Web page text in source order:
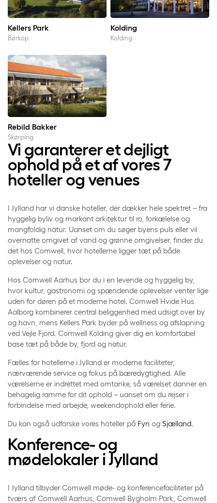
Kellers Park
Børkop
Kolding
Kolding
Rebild Bakker
Rebild Bakker
Skørping
Vi garanterer et dejligt
ophold på et af vores 7
hoteller og venues
I Jylland har vi danske hoteller, der dækker hele spektret – fra
hyggelig byliv og markant arkitektur til ro, forkælelse og
mangfoldig natur. Uanset om du søger byens puls eller vil
overnatte omgivet af vand og grønne omgivelser, finder du
det hos Comwell, hvor hotellerne ligger tæt på både
oplevelser og natur.
Hos Comwell Aarhus bor du i en levende og hyggelig by,
hvor kultur, gastronomi og spændende oplevelser venter lige
uden for døren på et moderne hotel. Comwell Hvide Hus
Aalborg kombinerer central beliggenhed med udsigt over by
og havn, mens Kellers Park byder på wellness og afslapning
ved Vejle Fjord. Comwell Kolding giver dig en komfortabel
base tæt på både by, fjord og natur.
Fælles for hotellerne i Jylland er moderne faciliteter,
nærværende service og fokus på bæredygtighed. Alle
værelserne er indrettet med omtanke, så værelset danner en
behagelig ramme for dit ophold – uanset om du rejser i
forbindelse med arbejde, weekendophold eller ferie.
Du kan også udforske vores hoteller på Fyn og Sjælland.
Konference- og
mødelokaler i Jylland
I Jylland tilbyder Comwell møde- og konferencefaciliteter på
tværs af Comwell Aarhus, Comwell Bygholm Park, Comwell